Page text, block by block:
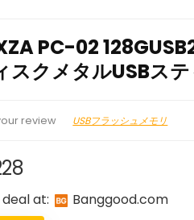
PC-02
スクメタルUSBス
review USBフラッシュメモリ
at: banggood.com